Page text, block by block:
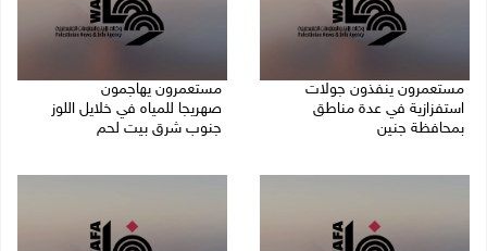
مستعمرون ينفذون جولات
استفزازية في عدة مناطق
بمحافظة جنين
مستعمرون يهاجمون
صهريجا للمياه في خلايل اللوز
جنوب شرق بيت لحم